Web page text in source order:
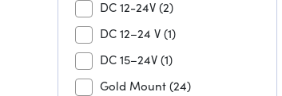
DC 12-24V(2)
DC 12–24 V(1)
DC 15–24V(1)
Gold Mount(24)